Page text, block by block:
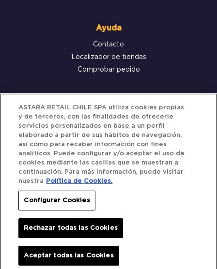
Ayuda
Contacto
Localizador de tiendas
Comprobar pedido
Servicio al cliente
Términos y Condiciones
Política de privacidad
Siguenos
Redes Sociales
Iberocar © 2025. All Rights Reserved.
ASTARA RETAIL CHILE SPA utiliza cookies propias
y de terceros, con las finalidades de ofrecerle
servicios personalizados en base a un perfil
elaborado a partir de sus hábitos de navegación,
así como para recabar información con fines
analíticos. Puede configurar y/o aceptar el uso de
cookies mediante las casillas que se muestran a
continuación. Para más información, puede visitar
nuestra
Política de Cookies.
Configurar Cookies
Rechazar todas las Cookies
Aceptar todas las Cookies